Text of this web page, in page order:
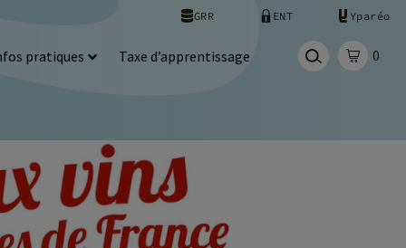
GRR ENT Yparéo
pratiques Taxe d’apprentissage 0